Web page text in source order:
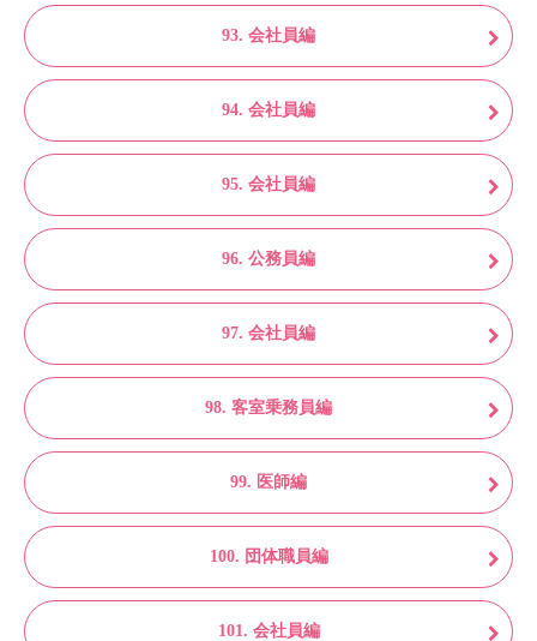
93. 会社員編
94. 会社員編
95. 会社員編
96. 公務員編
97. 会社員編
98. 客室乗務員編
99. 医師編
100. 団体職員編
101. 会社員編